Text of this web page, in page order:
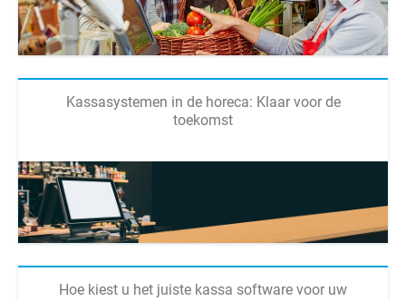
Kassasystemen in de horeca: Klaar voor de
toekomst
Hoe kiest u het juiste kassa software voor uw